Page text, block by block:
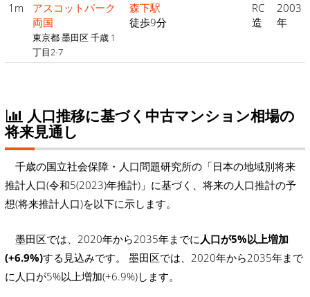
1m
アスコットパーク
両国
東京都 墨田区 千歳 1
丁目2-7
森下駅
徒歩9分
RC
造
2003
年
人口推移に基づく中古マンション相場の
将来見通し
千歳の国立社会保障・人口問題研究所の「日本の地域別将来
推計人口(令和5(2023)年推計)」に基づく、将来の人口推計の予
想(将来推計人口)を以下に示します。
墨田区では、2020年から2035年までに 人口が5%以上増加
(+6.9%)する見込みです。 墨田区では、2020年から2035年まで
に人口が5%以上増加(+6.9%)します。